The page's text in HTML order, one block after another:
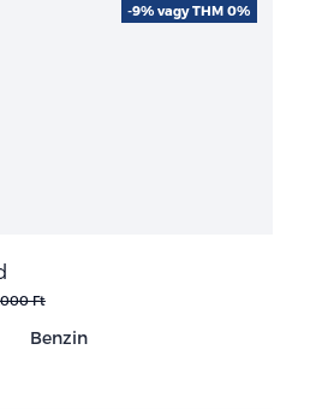
Ft
Benzin
-9% vagy THM 0%